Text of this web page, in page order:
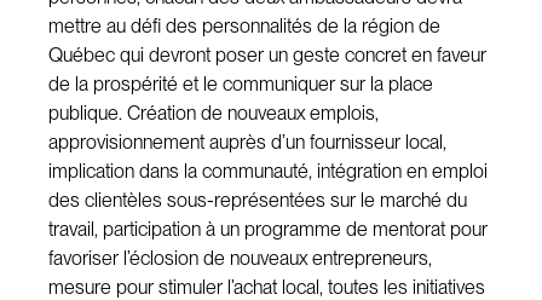
mettre au défi des personnalités de la région de
Québec qui devront poser un geste concret en faveur
de la prospérité et le communiquer sur la place
publique. Création de nouveaux emplois,
approvisionnement auprès d’un fournisseur local,
implication dans la communauté, intégration en emploi
des clientèles sous-représentées sur le marché du
travail, participation à un programme de mentorat pour
favoriser l’éclosion de nouveaux entrepreneurs,
mesure pour stimuler l’achat local, toutes les initiatives